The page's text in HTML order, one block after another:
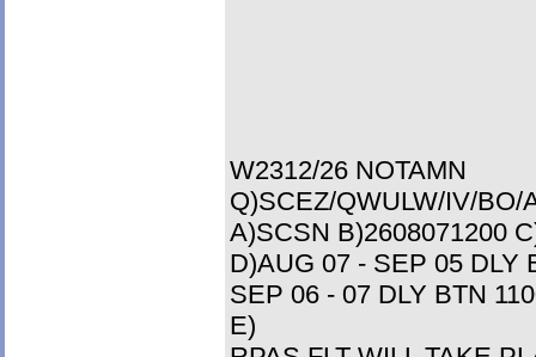
W2312/26 NOTAMN
Q)SCEZ/QWULW/IV/BO/
A)SCSN B)2608071200
D)AUG 07 - SEP 05 DLY
SEP 06 - 07 DLY BTN
E)